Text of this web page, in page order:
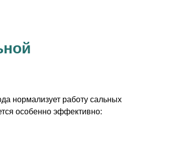
нормализует работу сальных
особенно эффективно: